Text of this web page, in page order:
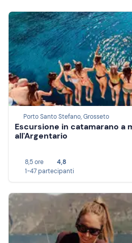
Porto Santo Stefano, Grosseto
Escursione in catamarano a
all'Argentario
8,5 ore
4,8
1-47 partecipanti